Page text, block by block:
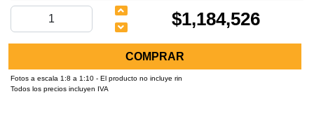
$1,184,526
COMPRAR
Fotos a escala 1:8 a 1:10 - El producto no incluye rin
Todos los precios incluyen IVA